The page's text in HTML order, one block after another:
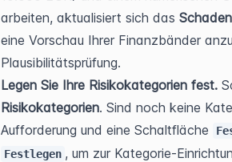
arbeiten, aktualisiert sich das
eine Vorschau Ihrer Finanzbänder
Plausibilitätsprüfung.
Legen Sie Ihre Risikokategorien fest.
Risikokategorien. Sind noch keine
Aufforderung und eine Schaltfläche
Festlegen , um zur Kategorie-